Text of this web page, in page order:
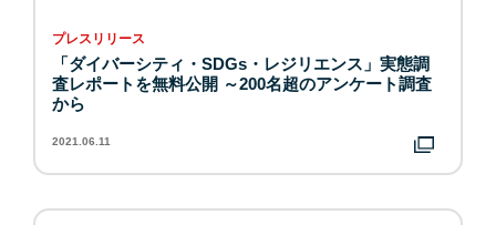
プレスリリース
「ダイバーシティ・SDGs・レジリエンス」実態調
査レポートを無料公開 ～200名超のアンケート調査
から
2021.06.11